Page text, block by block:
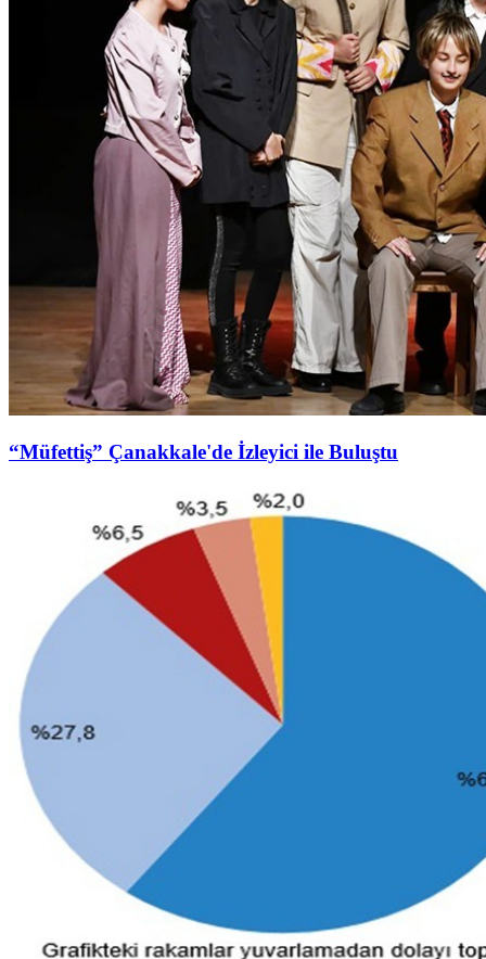
“Müfettiş” Çanakkale'de İzleyici ile Buluştu